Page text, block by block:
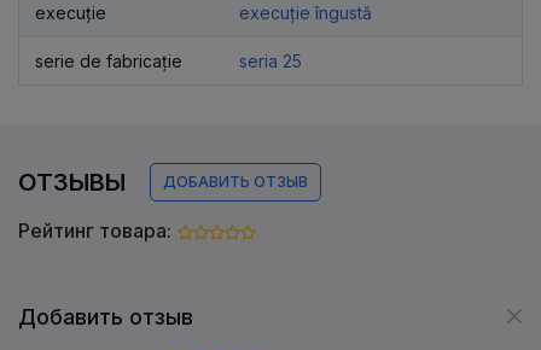
execuție execuție îngustă
serie de fabricație seria 25
ОТЗЫВЫ ДОБАВИТЬ ОТЗЫВ
Рейтинг товара:
Добавить отзыв